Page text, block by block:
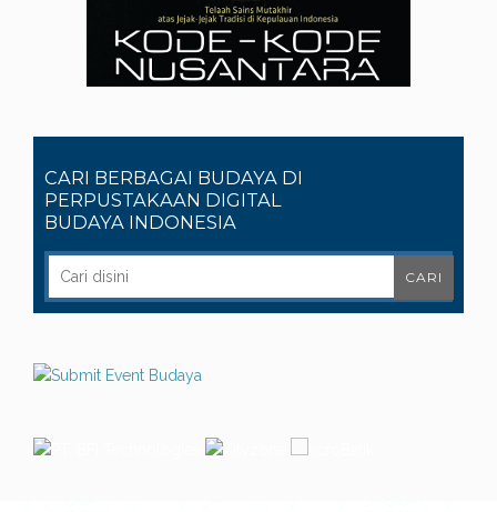
CARI BERBAGAI BUDAYA DI
PERPUSTAKAAN DIGITAL
BUDAYA INDONESIA